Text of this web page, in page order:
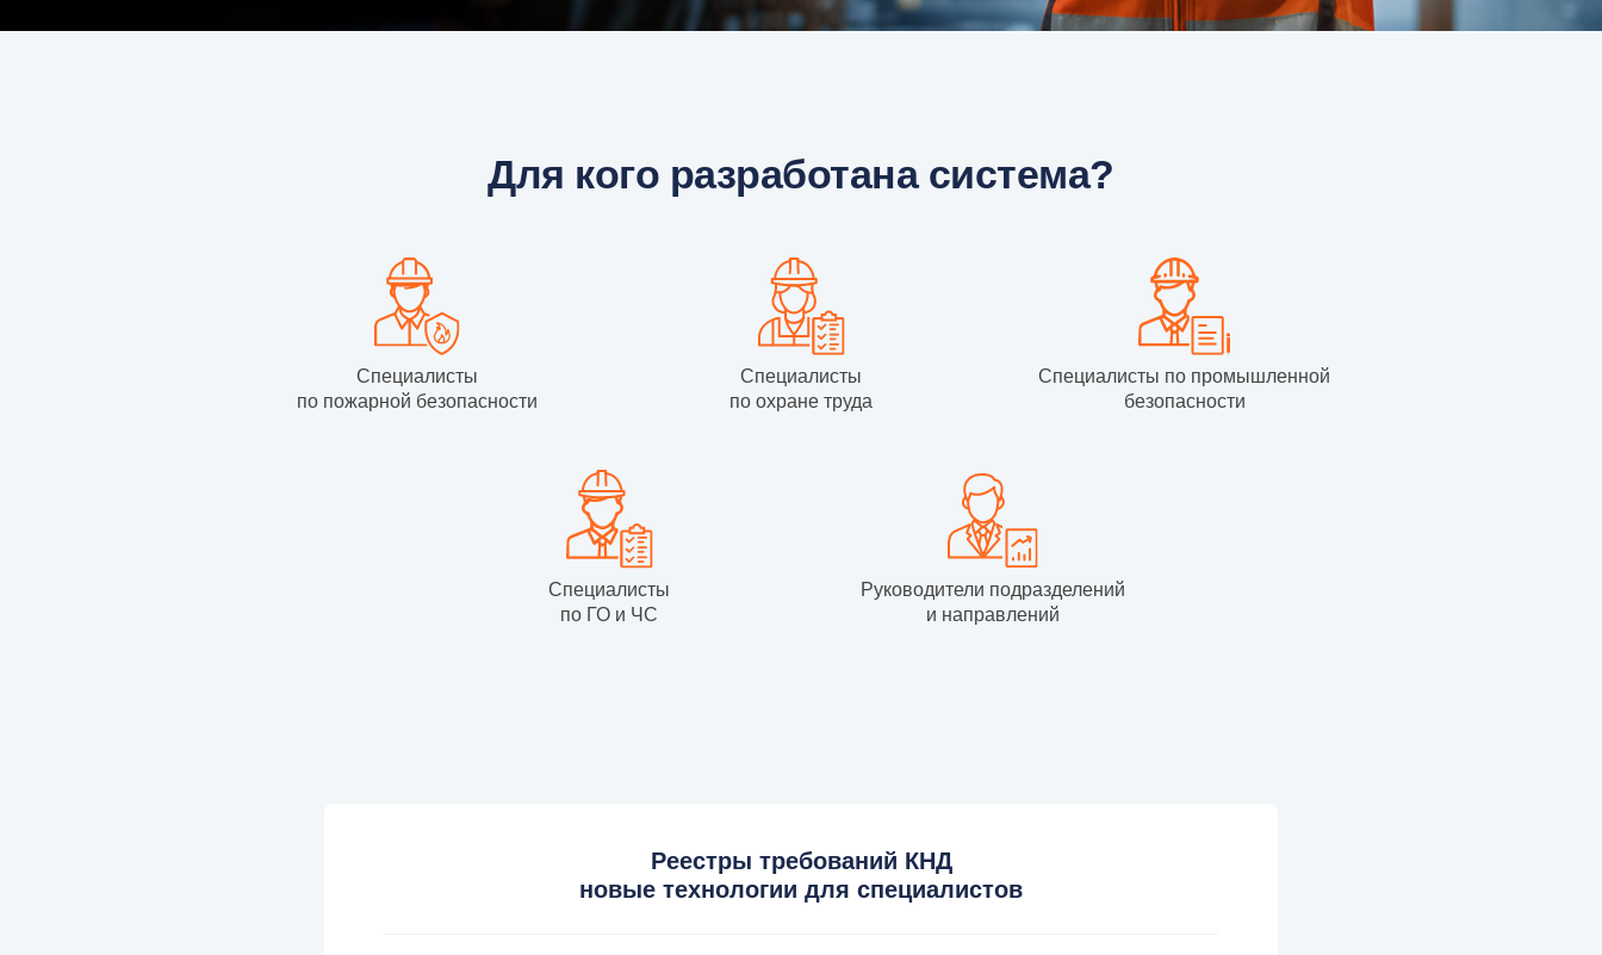
Для кого разработана система?
Специалисты
по пожарной безопасности
Специалисты
по охране труда
Специалисты по промышленной
безопасности
Специалисты
по ГО и ЧС
Руководители подразделений
и направлений
Реестры требований КНД
новые технологии для специалистов